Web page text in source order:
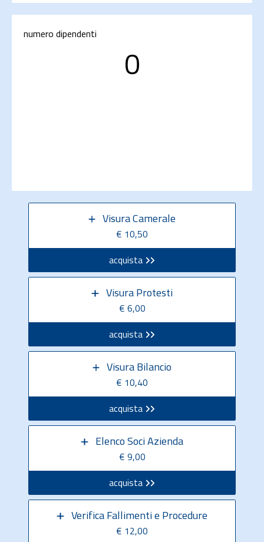
numero dipendenti
0
Visura Camerale
€ 10,50
acquista
Visura Protesti
€ 6,00
acquista
Visura Bilancio
€ 10,40
acquista
Elenco Soci Azienda
€ 9,00
acquista
Verifica Fallimenti e Procedure
€ 12,00